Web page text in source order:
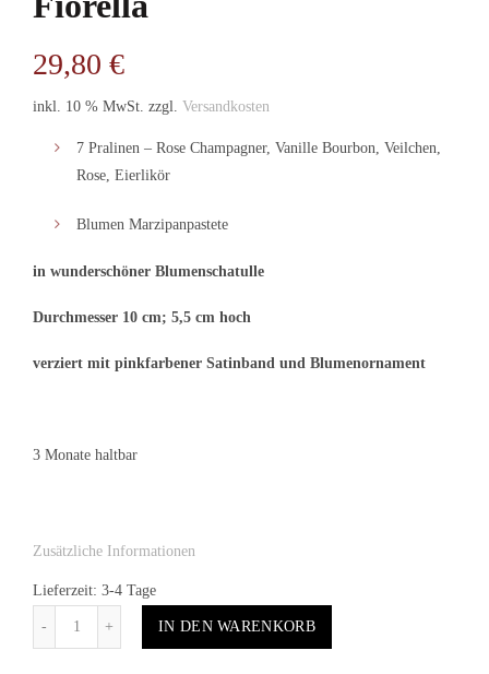
29,80 €
inkl. 10 % MwSt. zzgl. Versandkosten
7 Pralinen – Rose Champagner, Vanille Bourbon, Veilchen,
Rose, Eierlikör
Blumen Marzipanpastete
in wunderschöner Blumenschatulle
Durchmesser 10 cm; 5,5 cm hoch
verziert mit pinkfarbener Satinband und Blumenornament
3 Monate haltbar
Zusätzliche Informationen
Lieferzeit: 3-4 Tage
IN DEN WARENKORB